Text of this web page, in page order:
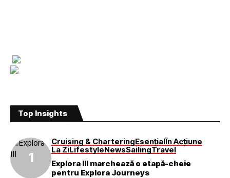
Top Insights
Cruising & CharteringEsențialÎn Acțiune
La ZiLifestyleNewsSailingTravel
Explora III marchează o etapă-cheie
pentru Explora Journeys